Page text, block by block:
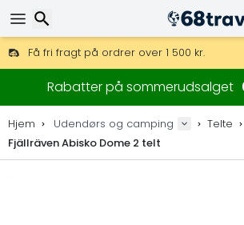
Få fri fragt på ordrer over 1 500 kr.
DHL Express fra dag til dag er også
30 dages returret, 90 dage for trækort
De bedste priser på outdoor-udstyr og
Rabatter på sommerudsalget
Hjem Udendørs og camping
Telte
Fjällräven Abisko Dome 2 telt
Søg efter